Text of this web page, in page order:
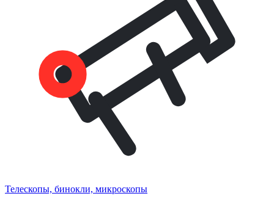
Телескопы, бинокли, микроскопы